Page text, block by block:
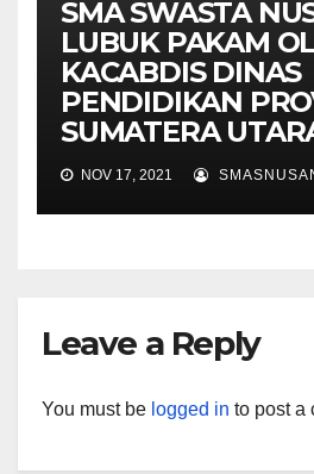
SMA SWASTA
LUBUK PAKAM
KACABDIS DINAS
PENDIDIKAN
SUMATERA
NOV 17, 2021
Leave a Reply
You must be logged in to post a